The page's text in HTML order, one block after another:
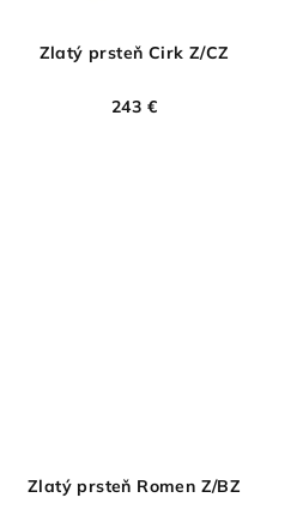
Zlatý prsteň Cirk Z/CZ
243 €
Zlatý prsteň Romen Z/BZ